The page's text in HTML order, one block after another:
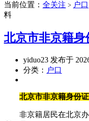
当前位置： 全关注 > 户口
料
北京市非京籍
yiduo23 发布于
分类： 户口
北京市非京籍身份
非京籍居民在北京办